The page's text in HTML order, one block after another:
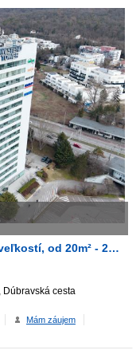
Bez Provízie RK, Kancelárie rôznych veľkostí, od 20m² - 260m², administratívna budova Westend Tower.
Dúbravská cesta
Mám záujem